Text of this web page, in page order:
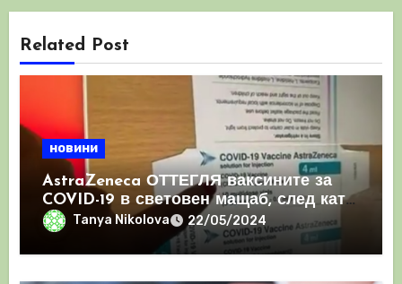
Related Post
новини
AstraZeneca ОТТЕГЛЯ ваксините за
COVID-19 в световен мащаб, след като
призна, че те причиняват КРЪВНИ
съсиреци
Tanya Nikolova 22/05/2024